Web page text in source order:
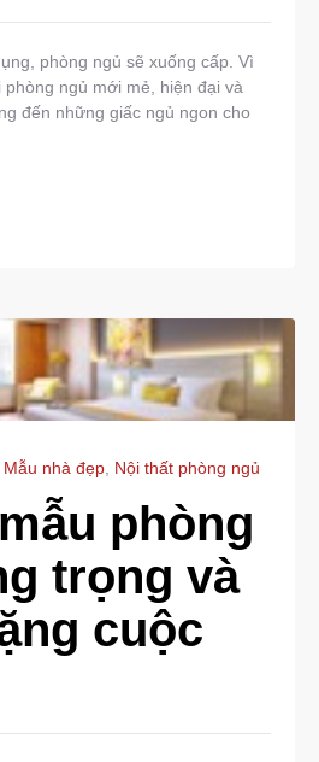
phòng ngủ sẽ xuống cấp. Vì
phòng ngủ mới mẻ, hiện đại và
đến những giấc ngủ ngon cho
Mẫu nhà đẹp, Nội thất phòng ngủ
phòng
trọng và
cuộc